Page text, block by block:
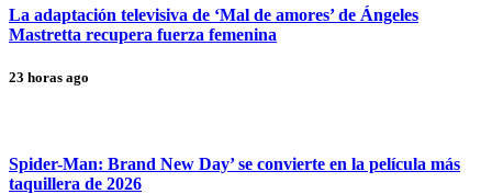
La adaptación televisiva de ‘Mal de amores’ de Ángeles
Mastretta recupera fuerza femenina
23 horas ago
Spider-Man: Brand New Day’ se convierte en la película más
taquillera de 2026